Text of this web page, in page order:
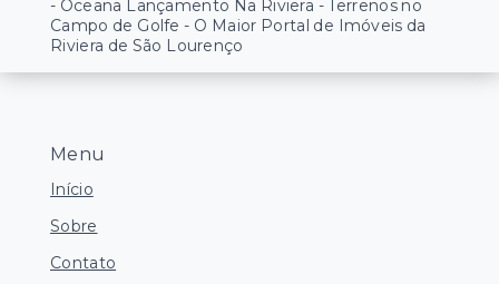
Menu
Início
Sobre
Contato
- Oceana Lançamento Na Riviera - Terrenos no
Campo de Golfe - O Maior Portal de Imóveis da
Riviera de São Lourenço